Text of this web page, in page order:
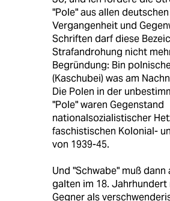
"Pole" aus allen
Vergangenheit und
Schriften darf diese
Strafandrohung nicht
Begründung: Bin
(Kaschubei) was am
Die Polen in der
"Pole" waren Gegenstand
nationalsozialistischer
faschistischen Kolonial-
von 1939-45.
Und "Schwabe" muß
galten im 18. Jahrhundert
Gegner als